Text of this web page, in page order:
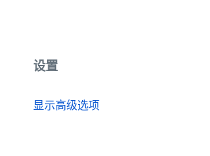
设置
显示高级选项